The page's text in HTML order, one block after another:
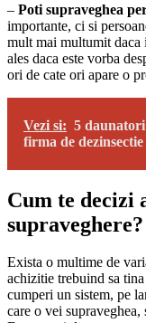
– Poti supraveghea
importante, ci si
mult mai multumit daca
ales daca este vorba
ori de cate ori apare o
Vezi si: 5 daunatori
firma de dezinsectie
Cum te decizi
supraveghere?
Exista o multime de
achizitie trebuind sa
cumperi un sistem, pe
care o vei supraveghea,